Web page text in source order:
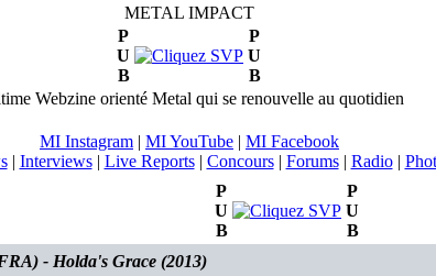
METAL IMPACT
P
U
B
P
U
B
Webzine orienté Metal qui se renouvelle au quotidien
MI Instagram | MI YouTube | MI Facebook
| Interviews| Live Reports| Concours| Forums| Radio|
P
U
B
P
U
B
- Holda's Grace (2013)